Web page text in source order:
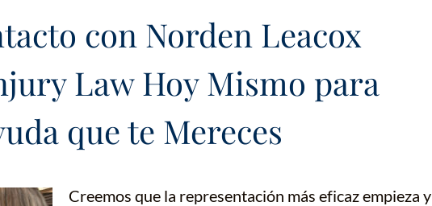
con Norden Leacox
Law Hoy Mismo para
que te Mereces
Creemos que la representación más eficaz empieza y